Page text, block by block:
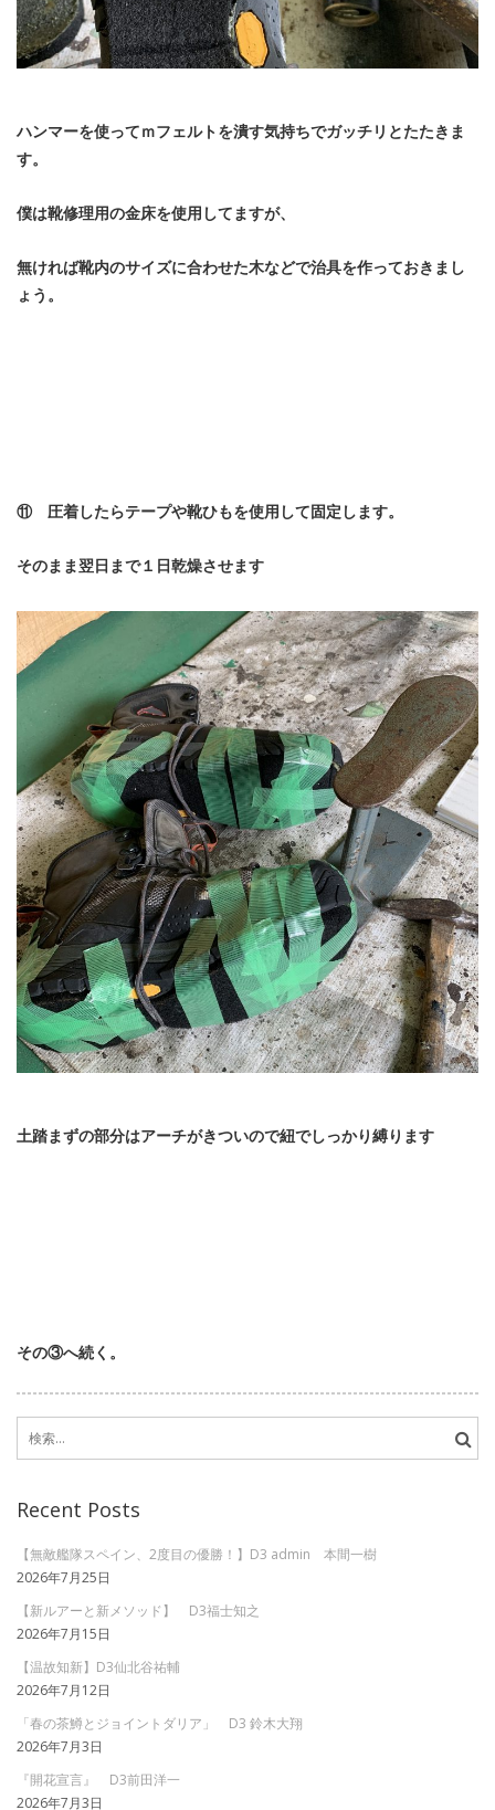
ハンマーを使ってｍフェルトを潰す気持ちでガッチリとたたきま
す。
僕は靴修理用の金床を使用してますが、
無ければ靴内のサイズに合わせた木などで治具を作っておきまし
ょう。
⑪ 圧着したらテープや靴ひもを使用して固定します。
そのまま翌日まで１日乾燥させます
土踏まずの部分はアーチがきついので紐でしっかり縛ります
その③へ続く。
索:
Recent Posts
【無敵艦隊スペイン、2度目の優勝！】D3 admin 本間一樹
2026年7月25日
【新ルアーと新メソッド】 D3福士知之
2026年7月15日
【温故知新】D3仙北谷祐輔
2026年7月12日
「春の茶鱒とジョイントダリア」 D3 鈴木大翔
2026年7月3日
『開花宣言』 D3前田洋一
2026年7月3日